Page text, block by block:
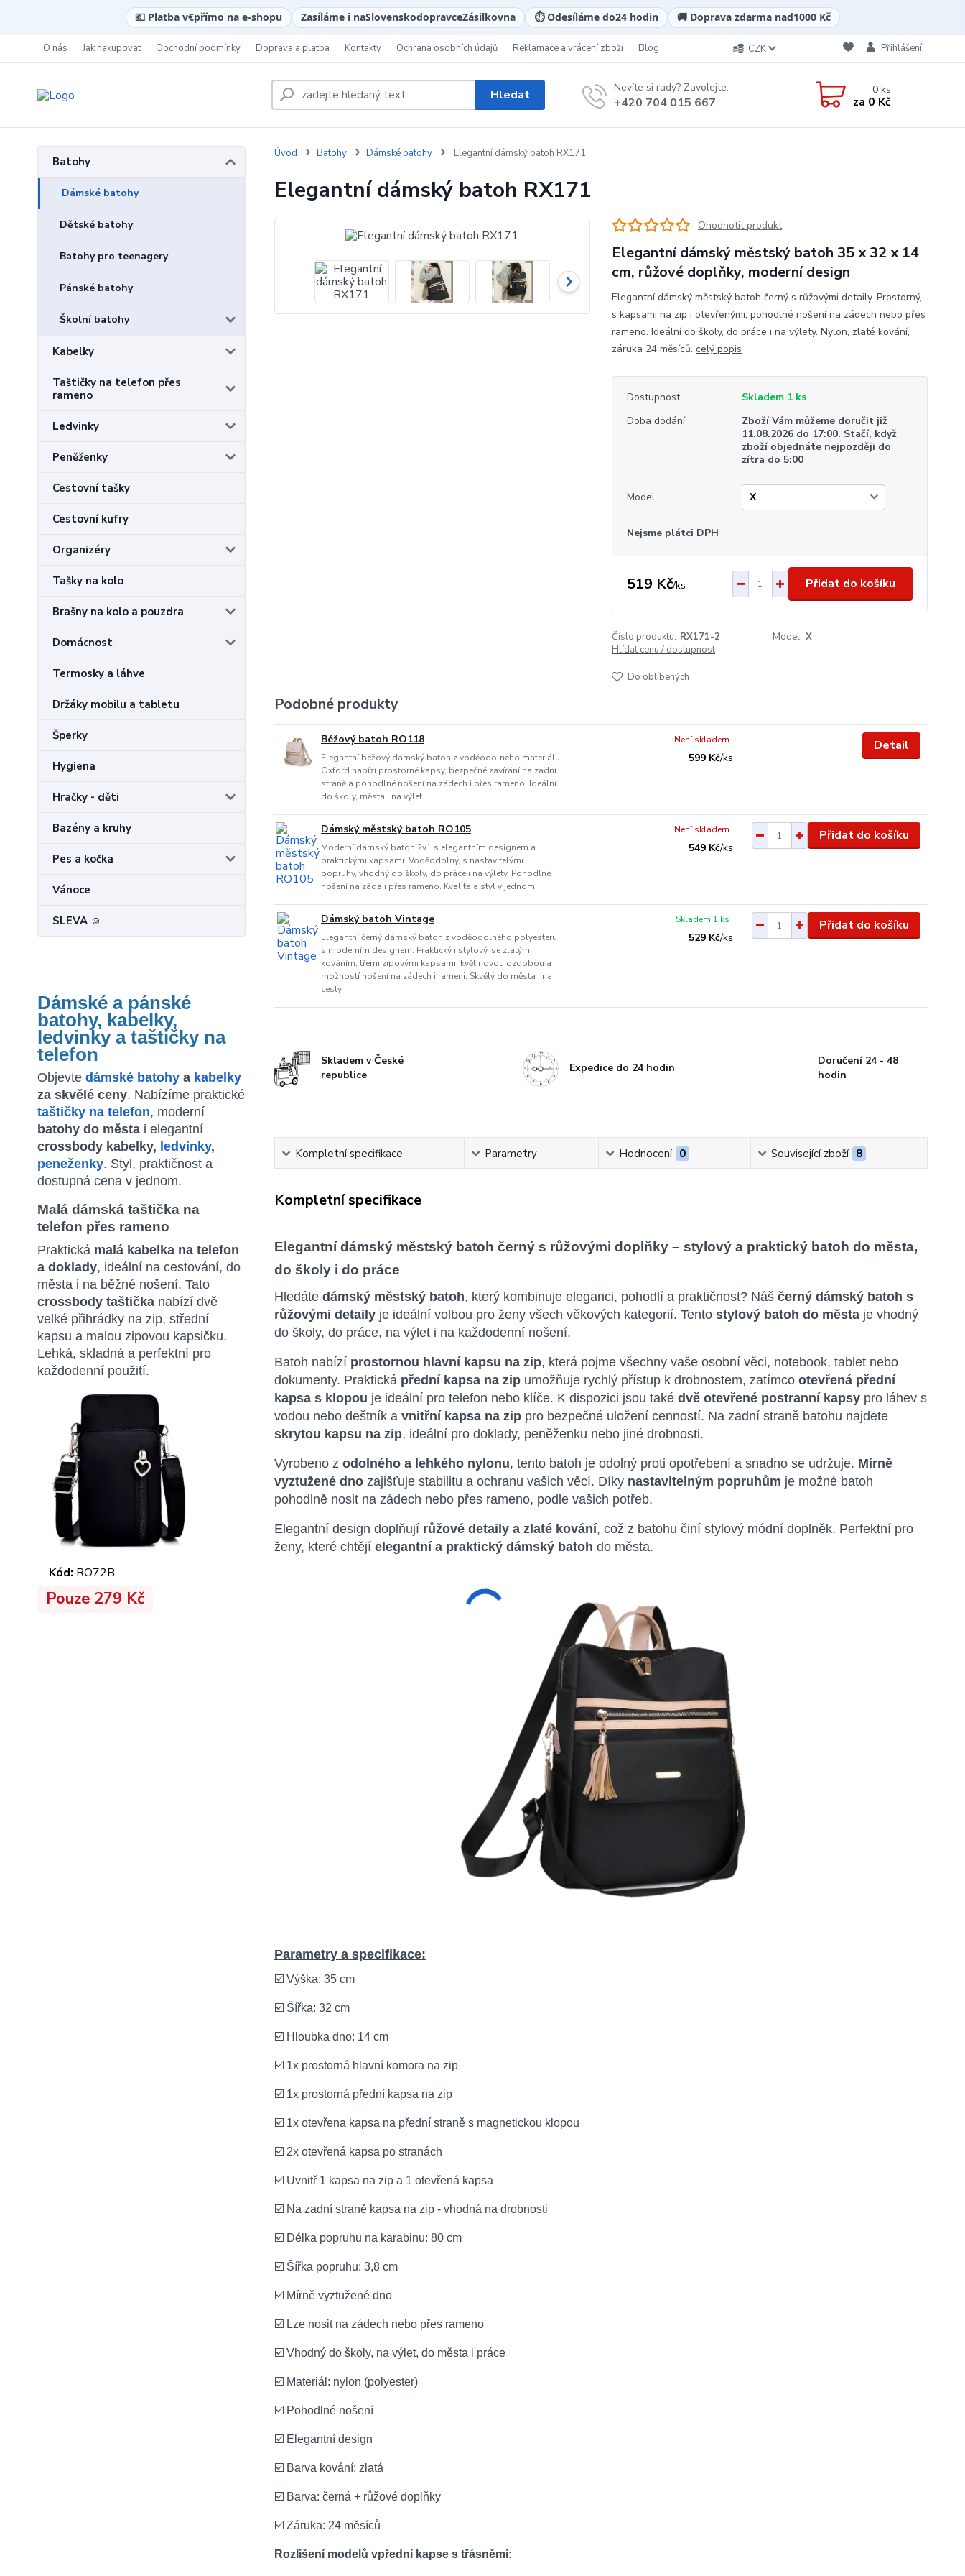
💶 Platba v€přímo na e-shopu Zasíláme i naSlovenskodopravceZásilkovna ⏱️ Odesíláme do24 hodin 🚚 Doprava zdarma nad1000 Kč
O nás Jak nakupovat Obchodní podmínky Doprava a platba Kontakty Ochrana osobních údajů Reklamace a vrácení zboží Blog CZK Přihlášení
Hledat Nevíte si rady? Zavolejte.
+420 704 015 667
0ks
za 0 Kč
Batohy
Dámské batohy
Dětské batohy
Batohy pro teenagery
Pánské batohy
Školní batohy
Kabelky
Taštičky na telefon přes
rameno
Ledvinky
Peněženky
Cestovní tašky
Cestovní kufry
Organizéry
Tašky na kolo
Brašny na kolo a pouzdra
Domácnost
Termosky a láhve
Držáky mobilu a tabletu
Šperky
Hygiena
Hračky - děti
Bazény a kruhy
Pes a kočka
Vánoce
SLEVA ☺
Dámské a pánské
batohy, kabelky,
ledvinky a taštičky na
telefon
Objevte dámské batohy a kabelky
za skvělé ceny. Nabízíme praktické
taštičky na telefon, moderní
batohy do města i elegantní
crossbody kabelky, ledvinky,
peneženky. Styl, praktičnost a
dostupná cena v jednom.
Malá dámská taštička na
telefon přes rameno
Praktická malá kabelka na telefon
a doklady, ideální na cestování, do
města i na běžné nošení. Tato
crossbody taštička nabízí dvě
velké přihrádky na zip, střední
kapsu a malou zipovou kapsičku.
Lehká, skladná a perfektní pro
každodenní použití.
Kód: RO72B
Pouze 279 Kč
Úvod Batohy Dámské batohy Elegantní dámský batoh RX171
Elegantní dámský batoh RX171
Ohodnotit produkt
Elegantní dámský městský batoh 35 x 32 x 14
cm, růžové doplňky, moderní design
Elegantní dámský městský batoh černý s růžovými detaily. Prostorný,
s kapsami na zip i otevřenými, pohodlné nošení na zádech nebo přes
rameno. Ideální do školy, do práce i na výlety. Nylon, zlaté kování,
záruka 24 měsíců. celý popis
Dostupnost
Skladem 1 ks
Doba dodání
Zboží Vám můžeme doručit již
11.08.2026 do 17:00. Stačí, když
zboží objednáte nejpozději do
zítra do 5:00
Model
Nejsme plátci DPH
519 Kč/ks Přidat do košíku
Číslo produktu: RX171-2 Model: X
Hlídat cenu / dostupnost
Do oblíbených
Podobné produkty
Béžový batoh RO118
Elegantní béžový dámský batoh z voděodolného materiálu
Oxford nabízí prostorné kapsy, bezpečné zavírání na zadní
straně a pohodlné nošení na zádech i přes rameno. Ideální
do školy, města i na výlet.
599 Kč/ks
Není skladem Detail
Dámský městský batoh RO105
Moderní dámský batoh 2v1 s elegantním designem a
praktickými kapsami. Voděodolný, s nastavitelými
popruhy, vhodný do školy, do práce i na výlety. Pohodlné
nošení na záda i přes rameno. Kvalita a styl v jednom!
549 Kč/ks
Není skladem Přidat do košíku
Dámský batoh Vintage
Elegantní černý dámský batoh z voděodolného polyesteru
s moderním designem. Praktický i stylový, se zlatým
kováním, třemi zipovými kapsami, květinovou ozdobou a
možností nošení na zádech i rameni. Skvělý do města i na
cesty.
529 Kč/ks
Skladem 1 ks Přidat do košíku
Skladem v České
republice
Expedice do 24 hodin
Doručení 24 - 48
hodin
Kompletní specifikace Parametry Hodnocení 0 Související zboží 8
Kompletní specifikace
Elegantní dámský městský batoh černý s růžovými doplňky – stylový a praktický batoh do města,
do školy i do práce
Hledáte dámský městský batoh, který kombinuje eleganci, pohodlí a praktičnost? Náš černý dámský batoh s
růžovými detailyje ideální volbou pro ženy všech věkových kategorií. Tento stylový batoh do městaje vhodný
do školy, do práce, na výlet i na každodenní nošení.
Batoh nabízí prostornou hlavní kapsu na zip, která pojme všechny vaše osobní věci, notebook, tablet nebo
dokumenty. Praktická přední kapsa na zipumožňuje rychlý přístup k drobnostem, zatímco otevřená přední
kapsa s klopou je ideální pro telefon nebo klíče. K dispozici jsou také dvě otevřené postranní kapsypro láhev s
vodou nebo deštník a vnitřní kapsa na zippro bezpečné uložení cenností. Na zadní straně batohu najdete
skrytou kapsu na zip, ideální pro doklady, peněženku nebo jiné drobnosti.
Vyrobeno z odolného a lehkého nylonu, tento batoh je odolný proti opotřebení a snadno se udržuje. Mírně
vyztužené dnozajišťuje stabilitu a ochranu vašich věcí. Díky nastavitelným popruhům je možné batoh
pohodlně nosit na zádech nebo přes rameno, podle vašich potřeb.
Elegantní design doplňují růžové detaily a zlaté kování, což z batohu činí stylový módní doplněk. Perfektní pro
ženy, které chtějí elegantní a praktický dámský batoh do města.
Parametry a specifikace:
☑️ Výška: 35 cm
☑️ Šířka: 32 cm
☑️ Hloubka dno: 14 cm
☑️ 1x prostorná hlavní komora na zip
☑️ 1x prostorná přední kapsa na zip
☑️ 1x otevřena kapsa na přední straně s magnetickou klopou
☑️ 2x otevřená kapsa po stranách
☑️ Uvnitř 1 kapsa na zip a 1 otevřená kapsa
☑️ Na zadní straně kapsa na zip - vhodná na drobnosti
☑️ Délka popruhu na karabinu: 80 cm
☑️ Šířka popruhu: 3,8 cm
☑️ Mírně vyztužené dno
☑️ Lze nosit na zádech nebo přes rameno
☑️ Vhodný do školy, na výlet, do města i práce
☑️ Materiál: nylon (polyester)
☑️ Pohodlné nošení
☑️ Elegantní design
☑️ Barva kování: zlatá
☑️ Barva: černá + růžové doplňky
☑️ Záruka: 24 měsíců
Rozlišení modelů vpřední kapse s třásněmi: